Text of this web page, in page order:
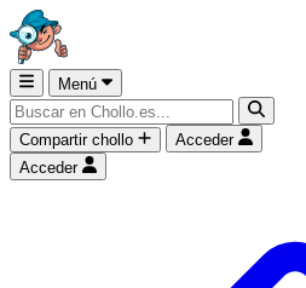
Menú
Compartir chollo
Acceder
Acceder